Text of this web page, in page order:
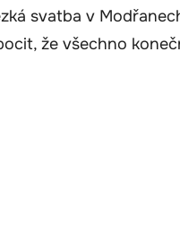
svatba v
že všechno